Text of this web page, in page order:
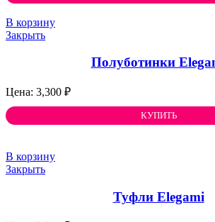
В корзину
Закрыть
Полуботинки
3,300 ₽
КУПИТЬ
В корзину
Закрыть
Туфли Elegami